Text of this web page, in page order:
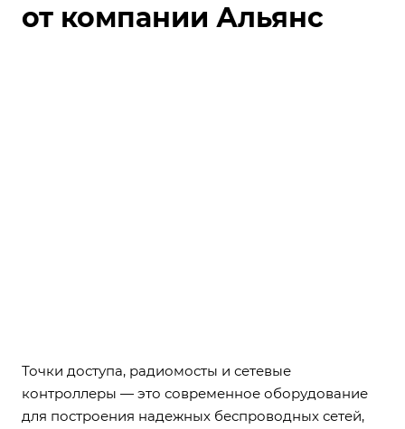
от компании Альянс
Точки доступа, радиомосты и сетевые
контроллеры — это современное оборудование
для построения надежных беспроводных сетей,